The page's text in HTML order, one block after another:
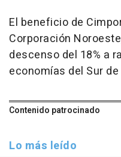
El beneficio de
Corporación
descenso del 18% a
economías del Sur de
Contenido patrocinado
Lo más leído